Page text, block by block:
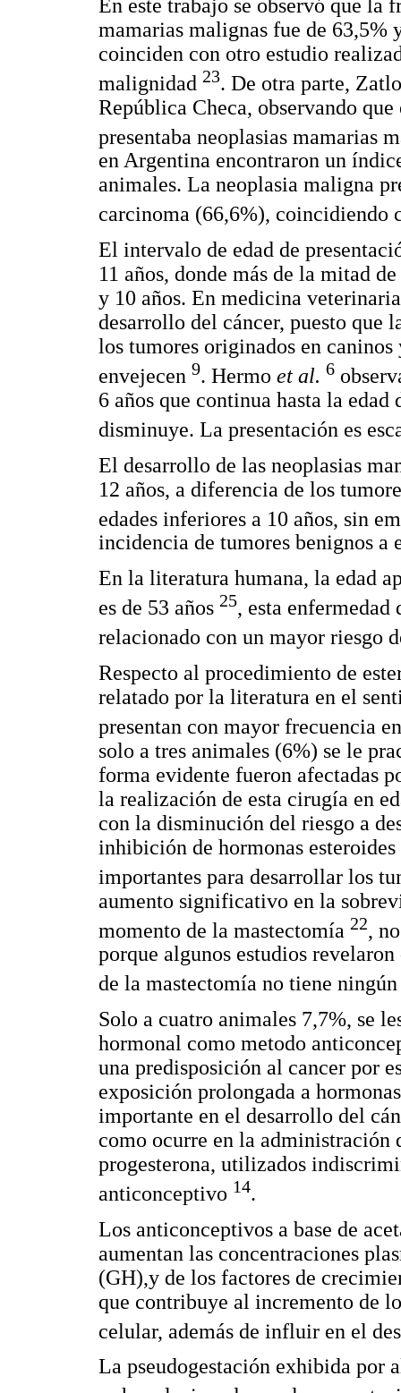
En este trabajo se observó que la
mamarias malignas fue de 63,5%
coinciden con otro estudio
malignidad 23. De otra parte,
República Checa, observando
presentaba neoplasias mamarias
en Argentina encontraron un
animales. La neoplasia maligna
carcinoma (66,6%), coincidiendo
El intervalo de edad de
11 años, donde más de la mitad
y 10 años. En medicina
desarrollo del cáncer, puesto que
los tumores originados en
envejecen 9. Hermo et al. 6
6 años que continua hasta la edad
disminuye. La presentación es
El desarrollo de las neoplasias
12 años, a diferencia de los
edades inferiores a 10 años, sin
incidencia de tumores benignos a
En la literatura humana, la edad
es de 53 años 25, esta enfermedad
relacionado con un mayor riesgo
Respecto al procedimiento de
relatado por la literatura en el
presentan con mayor frecuencia
solo a tres animales (6%) se le
forma evidente fueron afectadas
la realización de esta cirugía en
con la disminución del riesgo a
inhibición de hormonas
importantes para desarrollar los
aumento significativo en la
momento de la mastectomía 22,
porque algunos estudios
de la mastectomía no tiene
Solo a cuatro animales 7,7%, se
hormonal como metodo
una predisposición al cancer por
exposición prolongada a
importante en el desarrollo del
como ocurre en la administración
progesterona, utilizados
anticonceptivo 14.
Los anticonceptivos a base de
aumentan las concentraciones
(GH),y de los factores de
que contribuye al incremento de
celular, además de influir en el
La pseudogestación exhibida por